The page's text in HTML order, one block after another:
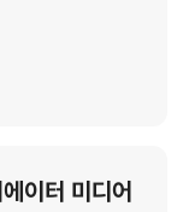
이터 미디어